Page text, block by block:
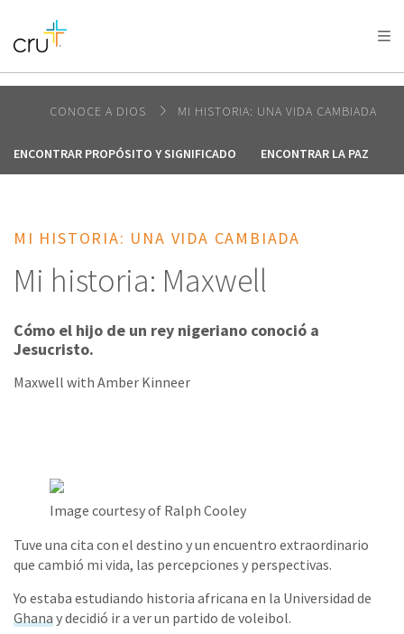
AFRICA
AMERICA / CARIBBEAN
OCEANIA
CONOCE A DIOS MI HISTORIA: UNA VIDA CAMBIADA
ENCONTRAR PROPÓSITO Y SIGNIFICADO ENCONTRAR LA PAZ
MI HISTORIA: UNA VIDA CAMBIADA
Mi historia: Maxwell
Cómo el hijo de un rey nigeriano conoció a
Jesucristo.
Maxwell with Amber Kinneer
Image courtesy of Ralph Cooley
Tuve una cita con el destino y un encuentro extraordinario
que cambió mi vida, las percepciones y perspectivas.
Yo estaba estudiando historia africana en la Universidad de
Ghana y decidió ir a ver un partido de voleibol.